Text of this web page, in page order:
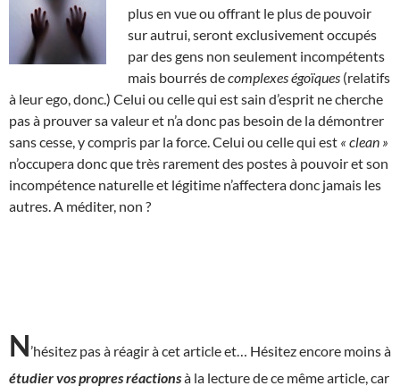
plus en vue ou offrant le plus de pouvoir
sur autrui, seront exclusivement occupés
par des gens non seulement incompétents
mais bourrés decomplexes égoïques (relatifs
à leur ego, donc.) Celui ou celle qui est sain d’esprit ne cherche
pas à prouver sa valeur et n’a donc pas besoin de la démontrer
sans cesse, y compris par la force. Celui ou celle qui est « clean »
n’occupera donc que très rarement des postes à pouvoir et son
incompétence naturelle et légitime n’affectera donc jamais les
autres. A méditer, non ?
N’hésitez pas à réagir à cet article et… Hésitez encore moins à
étudier vos propres réactionsà la lecture de ce même article, car